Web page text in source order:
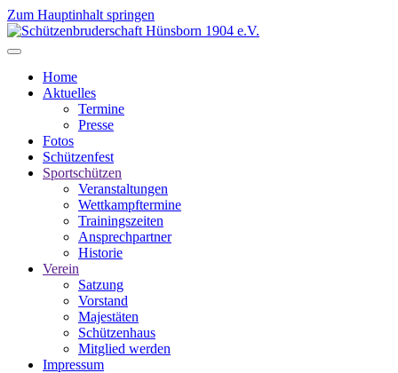
Zum Hauptinhalt springen
Home
Aktuelles
Termine
Presse
Fotos
Schützenfest
Sportschützen
Veranstaltungen
Wettkampftermine
Trainingszeiten
Ansprechpartner
Historie
Verein
Satzung
Vorstand
Majestäten
Schützenhaus
Mitglied werden
Impressum